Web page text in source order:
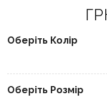
Оберіть Колір
Оберіть Розмір